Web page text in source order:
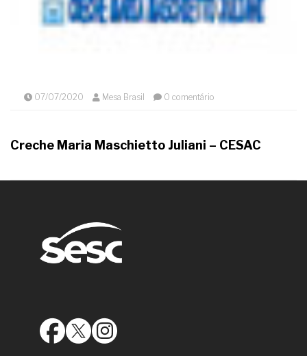
07/07/2020 Mesa Brasil 0 comentário
Creche Maria Maschietto Juliani – CESAC